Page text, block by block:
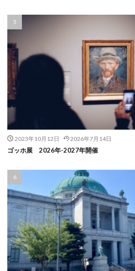
2023年10月12日 2026年7月14日
ゴッホ展 2026年-2027年開催